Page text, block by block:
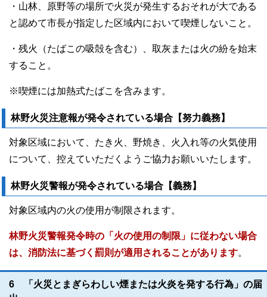
・山林、原野等の場所で火災が発生するおそれが大である
と認めて市長が指定した区域内において喫煙しないこと。
・残火（たばこの吸殻を含む）、取灰または火の紛を始末
すること。
※喫煙には加熱式たばこを含みます。
林野火災注意報が発令されている場合【努力義務】
対象区域において、たき火、野焼き、火入れ等の火気使用
について、控えていただくようご協力お願いいたします。
林野火災警報が発令されている場合【義務】
対象区域内の火の使用が制限されます。
林野火災警報発令時の「火の使用の制限」に従わない場合
は、消防法に基づく罰則が適用されることがあります。
6 「火災とまぎらわしい煙または火炎を発する行為」の届